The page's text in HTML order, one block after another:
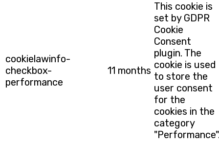
cookielawinfo-
checkbox-
performance
11 months
This cookie is
set by GDPR
Cookie
Consent
plugin. The
cookie is used
to store the
user consent
for the
cookies in the
category